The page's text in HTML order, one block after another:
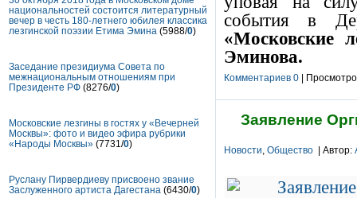
события в
«Московские
Эминова.
Комментариев 0 |
Заявление
Новости, Общество | Автор:
национальностей состоится литературный
вечер в честь 180-летнего юбилея классика
лезгинской поэзии Етима Эмина (5988/0)
Заседание президиума Совета по
межнациональным отношениям при
Президенте РФ (8276/0)
Московские лезгины в гостях у «Вечерней
Москвы»: фото и видео эфира рубрики
«Народы Москвы» (7731/0)
Руслану Пирвердиеву присвоено звание
Заслуженного артиста Дагестана (6430/0)